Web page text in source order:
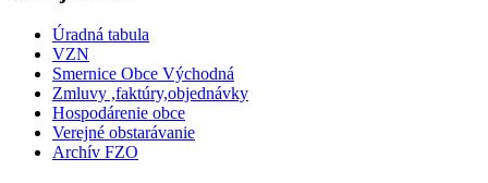
Úradná tabula
VZN
Smernice Obce Východná
Zmluvy ,faktúry,objednávky
Hospodárenie obce
Verejné obstarávanie
Archív FZO